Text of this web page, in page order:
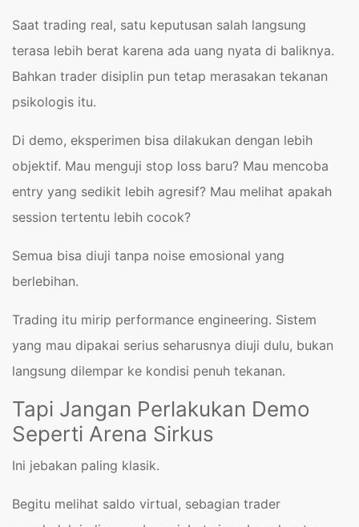
Saat trading real, satu keputusan salah langsung
terasa lebih berat karena ada uang nyata di baliknya.
Bahkan trader disiplin pun tetap merasakan tekanan
psikologis itu.
Di demo, eksperimen bisa dilakukan dengan lebih
objektif. Mau menguji stop loss baru? Mau mencoba
entry yang sedikit lebih agresif? Mau melihat apakah
session tertentu lebih cocok?
Semua bisa diuji tanpa noise emosional yang
berlebihan.
Trading itu mirip performance engineering. Sistem
yang mau dipakai serius seharusnya diuji dulu, bukan
langsung dilempar ke kondisi penuh tekanan.
Tapi Jangan Perlakukan Demo
Seperti Arena Sirkus
Ini jebakan paling klasik.
Begitu melihat saldo virtual, sebagian trader